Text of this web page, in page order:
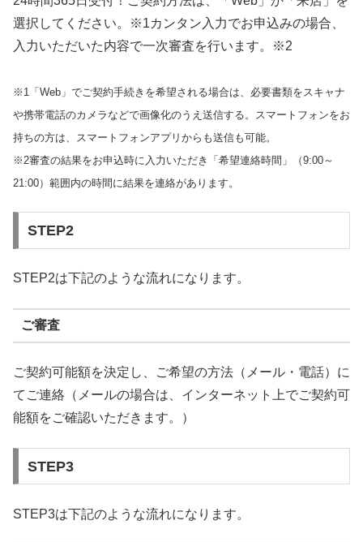
選択してください。※1カンタン入力でお申込みの場合、
入力いただいた内容で一次審査を行います。※2
※1「Web」でご契約手続きを希望される場合は、必要書類をスキャナ
や携帯電話のカメラなどで画像化のうえ送信する。スマートフォンをお
持ちの方は、スマートフォンアプリからも送信も可能。
※2審査の結果をお申込時に入力いただき「希望連絡時間」（9:00～
21:00）範囲内の時間に結果を連絡があります。
STEP2
STEP2は下記のような流れになります。
ご審査
ご契約可能額を決定し、ご希望の方法（メール・電話）に
てご連絡（メールの場合は、インターネット上でご契約可
能額をご確認いただきます。）
STEP3
STEP3は下記のような流れになります。